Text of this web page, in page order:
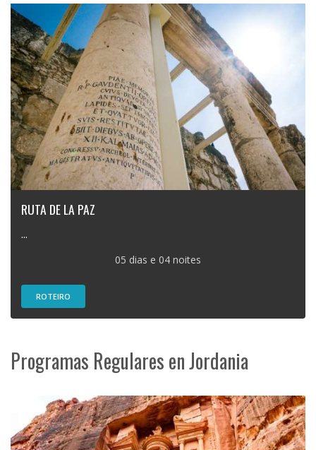
RUTA DE LA PAZ
...
05 dias e 04 noites
ROTEIRO
Programas Regulares en Jordania